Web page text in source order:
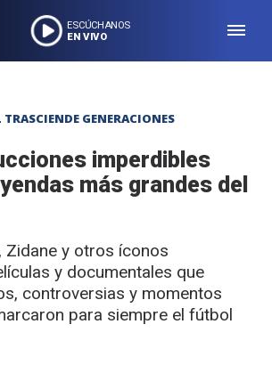
ESCÚCHANOS
EN VIVO
GENERACIONES
imperdibles
más grandes del
Zidane y otros íconos
y documentales que
controversias y momentos
para siempre el fútbol